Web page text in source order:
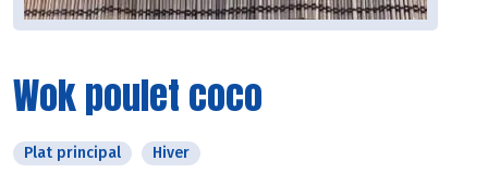
Wok poulet coco
Plat principal Hiver